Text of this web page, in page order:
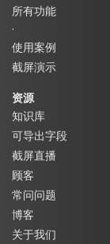
所有功能
·
使用案例
截屏演示
资源
知识库
可导出字段
截屏直播
顾客
常问问题
博客
关于我们